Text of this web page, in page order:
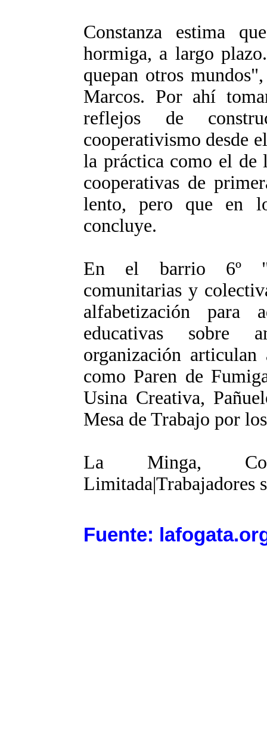
Constanza estima
hormiga, a largo
quepan otros
Marcos. Por ahí
reflejos de
cooperativismo desde
la práctica como el de
cooperativas de
lento, pero que en
concluye.
En el barrio 6º "A
comunitarias y
alfabetización para
educativas sobre
organización
como Paren de
Usina Creativa,
Mesa de Trabajo por
La Minga,
Limitada|Trabajadores
Fuente: